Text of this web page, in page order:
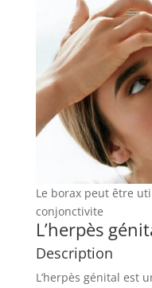
Le borax peut être
conjonctivite
L’herpès
Description
L’herpès génital est